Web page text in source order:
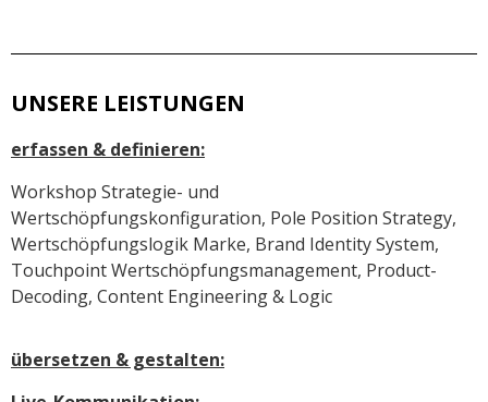
UNSERE LEISTUNGEN
erfassen & definieren:
Workshop Strategie- und
Wertschöpfungskonfiguration, Pole Position Strategy,
Wertschöpfungslogik Marke, Brand Identity System,
Touchpoint Wertschöpfungsmanagement, Product-
Decoding, Content Engineering & Logic
übersetzen & gestalten: